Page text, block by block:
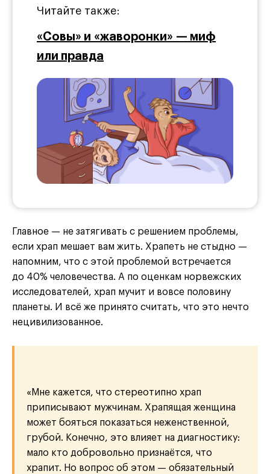
Читайте также:
«Совы» и «жаворонки» — миф
или правда
Главное — не затягивать с решением проблемы,
если храп мешает вам жить. Храпеть не стыдно —
напомним, что с этой проблемой встречается
до 40% человечества. А по оценкам норвежских
исследователей, храп мучит и вовсе половину
планеты. И всё же принято считать, что это нечто
нецивилизованное.
«Мне кажется, что стереотипно храп
приписывают мужчинам. Храпящая женщина
может бояться показаться неженственной,
грубой. Конечно, это влияет на диагностику:
мало кто добровольно признаётся, что
храпит. Но вопрос об этом — обязательный